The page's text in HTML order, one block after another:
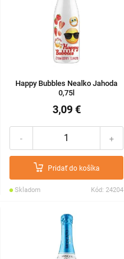
Happy Bubbles Nealko Jahoda
0,75l
3,09 €
- +
Pridať do košíka
Skladom Kód: 24204